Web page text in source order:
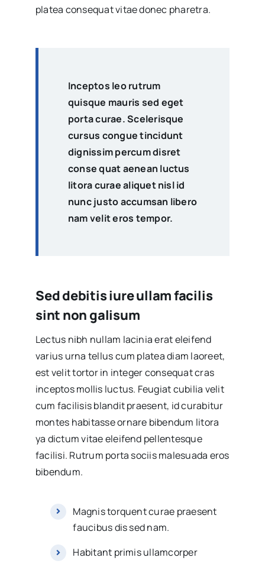
platea consequat vitae donec pharetra.
Inceptos leo rutrum
quisque mauris sed eget
porta curae. Scelerisque
cursus congue tincidunt
dignissim percum disret
conse quat aenean luctus
litora curae aliquet nisl id
nunc justo accumsan libero
nam velit eros tempor.
Sed debitis iure ullam facilis
sint non galisum
Lectus nibh nullam lacinia erat eleifend
varius urna tellus cum platea diam laoreet,
est velit tortor in integer consequat cras
inceptos mollis luctus. Feugiat cubilia velit
cum facilisis blandit praesent, id curabitur
montes habitasse ornare bibendum litora
ya dictum vitae eleifend pellentesque
facilisi. Rutrum porta sociis malesuada eros
bibendum.
Magnis torquent curae praesent
faucibus dis sed nam.
Habitant primis ullamcorper